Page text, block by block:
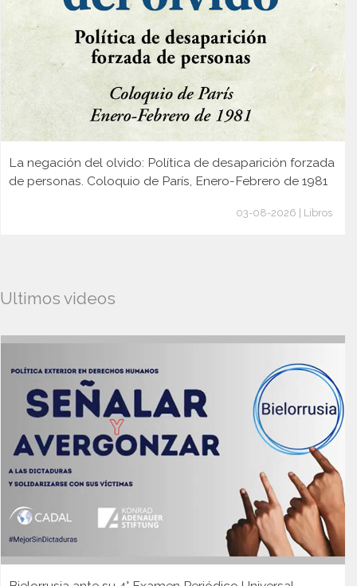
La negación del olvido: Política de desaparición forzada
de personas. Coloquio de París, Enero-Febrero de 1981
03-08-2026 | Libros
Ultimos videos